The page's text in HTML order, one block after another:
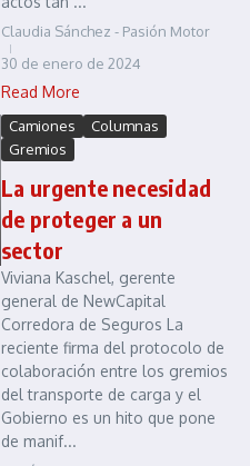
Claudia Sánchez - Pasión Motor
30 de enero de 2024
Read More
Camiones
Columnas
Gremios
La urgente necesidad
de proteger a un
sector
Viviana Kaschel, gerente
general de NewCapital
Corredora de Seguros La
reciente firma del protocolo de
colaboración entre los gremios
del transporte de carga y el
Gobierno es un hito que pone
de manif...